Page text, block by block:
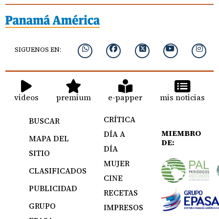
SIGUENOS EN:
videos premium e-papper mis noticias
BUSCAR
MAPA DEL
SITIO
CLASIFICADOS
PUBLICIDAD
GRUPO
CRÍTICA
DÍA A
DÍA
MUJER
CINE
RECETAS
IMPRESOS
MIEMBRO
DE: